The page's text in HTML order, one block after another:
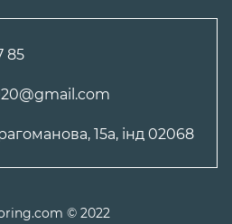
85
15а, інд 02068
© 2022